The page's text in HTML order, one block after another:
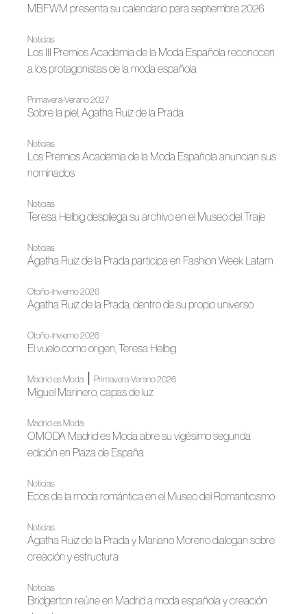
MBFWM presenta su calendario para septiembre 2026
Noticias
Los III Premios Academia de la Moda Española reconocen
a los protagonistas de la moda española
Primavera-Verano 2027
Sobre la piel, Agatha Ruiz de la Prada
Noticias
Los Premios Academia de la Moda Española anuncian sus
nominados
Noticias
Teresa Helbig despliega su archivo en el Museo del Traje
Noticias
Ágatha Ruiz de la Prada participa en Fashion Week Latam
Otoño-Invierno 2026
Agatha Ruiz de la Prada, dentro de su propio universo
Otoño-Invierno 2026
El vuelo como origen, Teresa Helbig
Madrid es Moda Primavera-Verano 2026
Miguel Marinero, capas de luz
Madrid es Moda
OMODA Madrid es Moda abre su vigésimo segunda
edición en Plaza de España
Noticias
Ecos de la moda romántica en el Museo del Romanticismo
Noticias
Ágatha Ruiz de la Prada y Mariano Moreno dialogan sobre
creación y estructura
Noticias
Bridgerton reúne en Madrid a moda española y creación